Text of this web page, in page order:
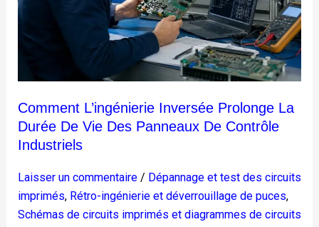
Comment L’ingénierie Inversée Prolonge La
Durée De Vie Des Panneaux De Contrôle
Industriels
Laisser un commentaire / Dépannage et test des circuits
imprimés, Rétro-ingénierie et déverrouillage de puces,
Schémas de circuits imprimés et diagrammes de circuits
vie
panneaux
contrôle